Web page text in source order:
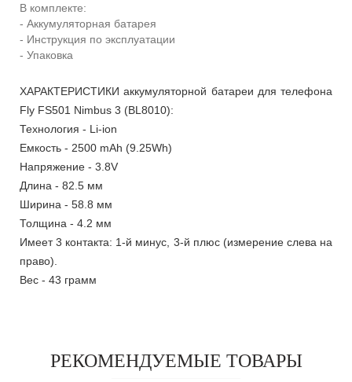
В комплекте:
- Аккумуляторная батарея
- Инструкция по эксплуатации
- Упаковка
ХАРАКТЕРИСТИКИ аккумуляторной батареи для телефона
Fly FS501 Nimbus 3 (BL8010):
Технология - Li-ion
Емкость - 2500 mAh (9.25Wh)
Напряжение - 3.8V
Длина - 82.5 мм
Ширина - 58.8 мм
Толщина - 4.2 мм
Имеет 3 контакта: 1-й минус, 3-й плюс (измерение слева на
право).
Вес - 43 грамм
РЕКОМЕНДУЕМЫЕ ТОВАРЫ